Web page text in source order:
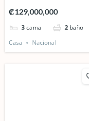
Quesada.
₡129,000,000
3cama 2 baño
Casa
Nacional